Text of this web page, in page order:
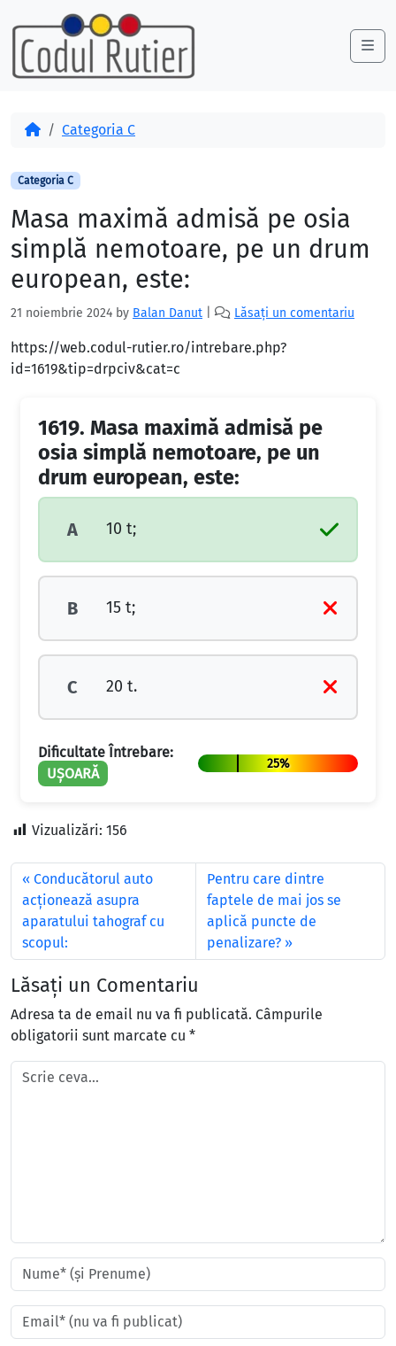
Skip to content
Skip to footer
AcasăCategoria C
Categoria C
Masa maximă admisă pe osia
simplă nemotoare, pe un drum
european, este:
21 noiembrie 2024 by Balan Danut Lăsați un comentariu
https://web.codul-rutier.ro/intrebare.php?
id=1619&tip=drpciv&cat=c
1619. Masa maximă admisă pe
osia simplă nemotoare, pe un
drum european, este:
A 10 t;
B 15 t;
C 20 t.
Dificultate Întrebare:
UȘOARĂ
25%
Vizualizări: 156
Conducătorul auto
acţionează asupra
aparatului tahograf cu
scopul:
Pentru care dintre
faptele de mai jos se
aplică puncte de
penalizare?
Lăsați un Comentariu
Adresa ta de email nu va fi publicată. Câmpurile
obligatorii sunt marcate cu *